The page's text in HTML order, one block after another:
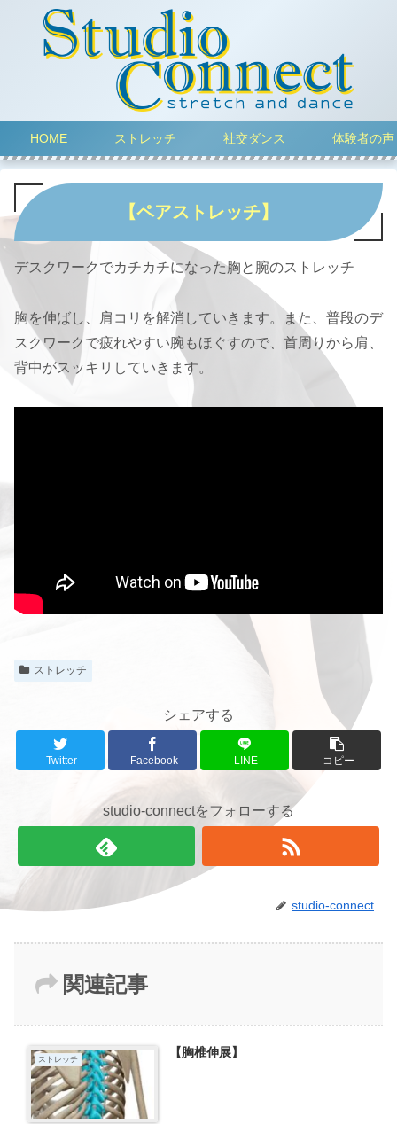
HOME ストレッチ 社交ダンス 体験者の声
【ペアストレッチ】
デスクワークでカチカチになった胸と腕のストレッチ
胸を伸ばし、肩コリを解消していきます。また、普段のデ
スクワークで疲れやすい腕もほぐすので、首周りから肩、
背中がスッキリしていきます。
ストレッチ
シェアする
Twitter Facebook LINE コピー
studio-connectをフォローする
studio-connect
関連記事
ストレッチ 【胸椎伸展】